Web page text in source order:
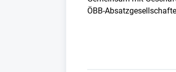
ÖBB-